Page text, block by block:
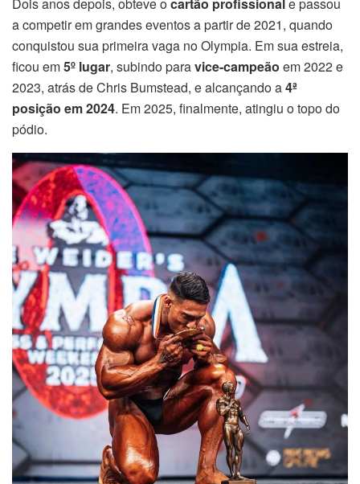
a competir em grandes eventos a partir de 2021, quando
conquistou sua primeira vaga no Olympia. Em sua estreia,
ficou em5º lugar, subindo paravice-campeão em 2022 e
2023, atrás de Chris Bumstead, e alcançando a4ª
posição em 2024. Em 2025, finalmente, atingiu o topo do
pódio.